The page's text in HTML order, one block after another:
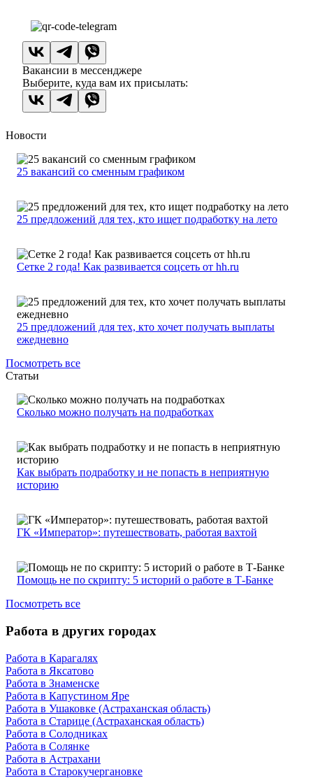
Вакансии в мессенджере
Выберите, куда вам их присылать:
Новости
25 вакансий со сменным графиком
25 предложений для тех, кто ищет подработку на лето
Сетке 2 года! Как развивается соцсеть от hh.ru
25 предложений для тех, кто хочет получать выплаты
ежедневно
Посмотреть все
Статьи
Сколько можно получать на подработках
Как выбрать подработку и не попасть в неприятную
историю
ГК «Император»: путешествовать, работая вахтой
Помощь не по скрипту: 5 историй о работе в Т-Банке
Посмотреть все
Работа в других городах
Работа в Карагалях
Работа в Яксатово
Работа в Знаменске
Работа в Капустином Яре
Работа в Ушаковке (Астраханская область)
Работа в Старице (Астраханская область)
Работа в Солодниках
Работа в Солянке
Работа в Астрахани
Работа в Старокучергановке